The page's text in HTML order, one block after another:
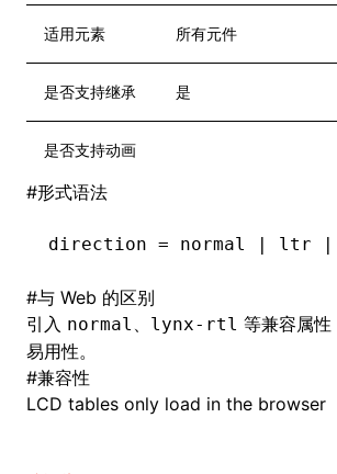
适用元素 所有元件
是否支持继承 是
是否支持动画
#形式语法
direction = normal | ltr
#与 Web 的区别
引入 normal 、 lynx-rtl 等兼容属
易用性。
#兼容性
LCD tables only load in the browser